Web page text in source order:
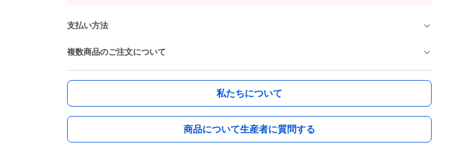
支払い方法
複数商品のご注文について
私たちについて
商品について生産者に質問する